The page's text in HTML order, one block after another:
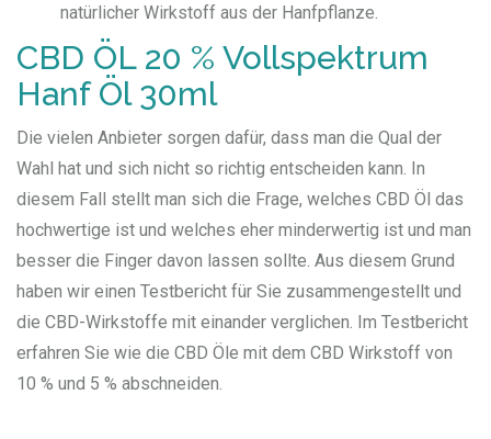
natürlicher Wirkstoff aus der Hanfpflanze.
CBD ÖL 20 % Vollspektrum
Hanf Öl 30ml
Die vielen Anbieter sorgen dafür, dass man die Qual der
Wahl hat und sich nicht so richtig entscheiden kann. In
diesem Fall stellt man sich die Frage, welches CBD Öl das
hochwertige ist und welches eher minderwertig ist und man
besser die Finger davon lassen sollte. Aus diesem Grund
haben wir einen Testbericht für Sie zusammengestellt und
die CBD-Wirkstoffe mit einander verglichen. Im Testbericht
erfahren Sie wie die CBD Öle mit dem CBD Wirkstoff von
10 % und 5 % abschneiden.